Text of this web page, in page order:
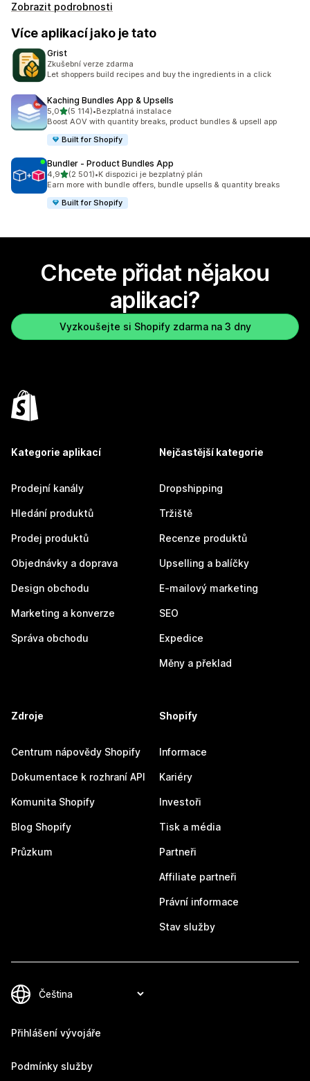
Zobrazit podrobnosti
Více aplikací jako je tato
Grist
Zkušební verze zdarma
Let shoppers build recipes and buy the ingredients in a click
Kaching Bundles App & Upsells
5,0z 5 hvězd
(5 114)
Celkový počet recenzí: 5114
•Bezplatná instalace
Boost AOV with quantity breaks, product bundles & upsell app
Built for Shopify
Bundler ‑ Product Bundles App
4,9z 5 hvězd
(2 501)
Celkový počet recenzí: 2501
•K dispozici je bezplatný plán
Earn more with bundle offers, bundle upsells & quantity breaks
Built for Shopify
Chcete přidat nějakou
aplikaci?
Vyzkoušejte si Shopify zdarma na 3 dny
Kategorie aplikací
Prodejní kanály
Hledání produktů
Prodej produktů
Objednávky a doprava
Design obchodu
Marketing a konverze
Správa obchodu
Nejčastější kategorie
Dropshipping
Tržiště
Recenze produktů
Upselling a balíčky
E-mailový marketing
SEO
Expedice
Měny a překlad
Zdroje
Centrum nápovědy Shopify
Dokumentace k rozhraní API
Komunita Shopify
Blog Shopify
Průzkum
Shopify
Informace
Kariéry
Investoři
Tisk a média
Partneři
Affiliate partneři
Právní informace
Stav služby
Přihlášení vývojáře
Podmínky služby